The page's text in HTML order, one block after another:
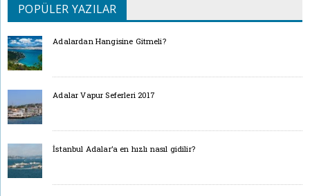
POPÜLER YAZILAR
Adalardan Hangisine Gitmeli?
Adalar Vapur Seferleri 2017
İstanbul Adalar’a en hızlı nasıl gidilir?